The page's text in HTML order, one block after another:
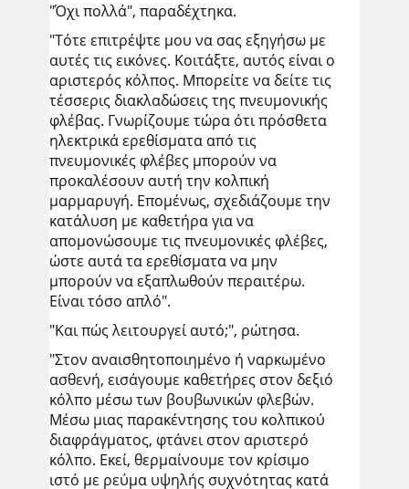
"Όχι πολλά", παραδέχτηκα.
"Τότε επιτρέψτε μου να σας εξηγήσω με
αυτές τις εικόνες. Κοιτάξτε, αυτός είναι ο
αριστερός κόλπος. Μπορείτε να δείτε τις
τέσσερις διακλαδώσεις της πνευμονικής
φλέβας. Γνωρίζουμε τώρα ότι πρόσθετα
ηλεκτρικά ερεθίσματα από τις
πνευμονικές φλέβες μπορούν να
προκαλέσουν αυτή την κολπική
μαρμαρυγή. Επομένως, σχεδιάζουμε την
κατάλυση με καθετήρα για να
απομονώσουμε τις πνευμονικές φλέβες,
ώστε αυτά τα ερεθίσματα να μην
μπορούν να εξαπλωθούν περαιτέρω.
Είναι τόσο απλό".
"Και πώς λειτουργεί αυτό;", ρώτησα.
"Στον αναισθητοποιημένο ή ναρκωμένο
ασθενή, εισάγουμε καθετήρες στον δεξιό
κόλπο μέσω των βουβωνικών φλεβών.
Μέσω μιας παρακέντησης του κολπικού
διαφράγματος, φτάνει στον αριστερό
κόλπο. Εκεί, θερμαίνουμε τον κρίσιμο
ιστό με ρεύμα υψηλής συχνότητας κατά